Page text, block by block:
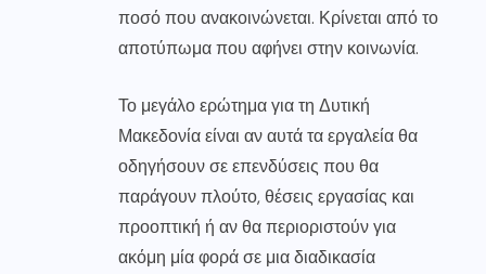
ποσό που ανακοινώνεται. Κρίνεται από το
αποτύπωμα που αφήνει στην κοινωνία.
Το μεγάλο ερώτημα για τη Δυτική
Μακεδονία είναι αν αυτά τα εργαλεία θα
οδηγήσουν σε επενδύσεις που θα
παράγουν πλούτο, θέσεις εργασίας και
προοπτική ή αν θα περιοριστούν για
ακόμη μία φορά σε μια διαδικασία